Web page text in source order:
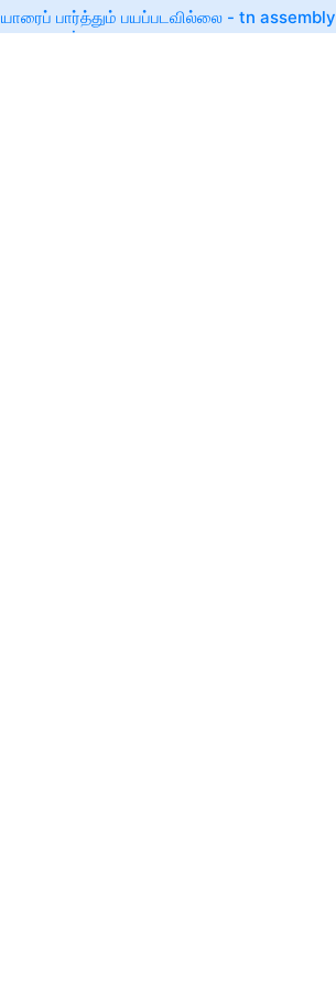
யாரைப் பார்த்தும் பயப்படவில்லை - tn assembly
cauvery issue